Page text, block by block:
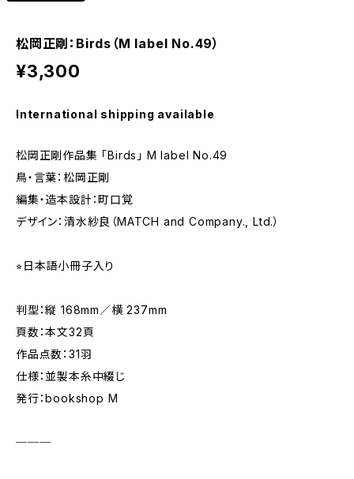
松岡正剛：Birds（M label No.49）
¥3,300
International shipping available
松岡正剛作品集 「Birds」 M label No.49
鳥・言葉：松岡正剛
編集・造本設計：町口覚
デザイン：清水紗良（MATCH and Company., Ltd.）
⭐︎日本語小冊子入り
判型：縦 168mm／横 237mm
頁数：本文32頁
作品点数：31羽
仕様：並製本糸中綴じ
発行：bookshop M
───